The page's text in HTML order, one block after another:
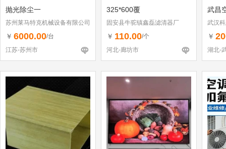
抛光除尘一
苏州莱马特克机械设备有限公司
￥ 6000.00/台
江苏-苏州市
325*600覆
固安县牛驼镇鑫磊滤清器厂
￥ 110.00/个
河北-廊坊市
武昌
武汉
￥
湖北-